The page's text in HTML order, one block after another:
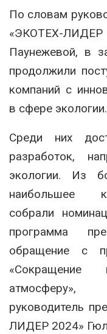
По словам
«ЭКОТЕХ-
Паунежевой, в
продолжили
компаний с
в сфере экологии.
Среди них
разработок,
экологии. Из
наибольшее
собрали
программа
обращение с
атмосферу»,
руководитель
ЛИДЕР 2024»